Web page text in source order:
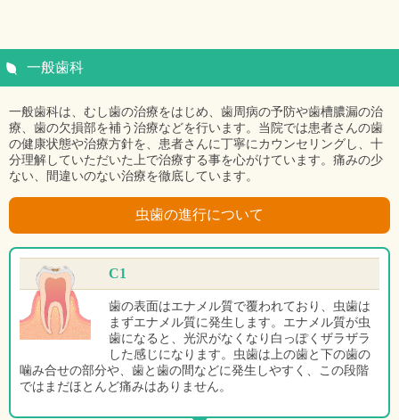
一般歯科
一般歯科は、むし歯の治療をはじめ、歯周病の予防や歯槽膿漏の治
療、歯の欠損部を補う治療などを行います。当院では患者さんの歯
の健康状態や治療方針を、患者さんに丁寧にカウンセリングし、十
分理解していただいた上で治療する事を心がけています。痛みの少
ない、間違いのない治療を徹底しています。
虫歯の進行について
C1
歯の表面はエナメル質で覆われており、虫歯は
まずエナメル質に発生します。エナメル質が虫
歯になると、光沢がなくなり白っぽくザラザラ
した感じになります。虫歯は上の歯と下の歯の
噛み合せの部分や、歯と歯の間などに発生しやすく、この段階
ではまだほとんど痛みはありません。